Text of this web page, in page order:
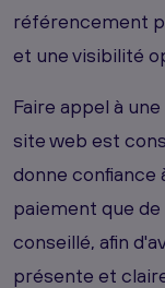
référencement
et une visibilité
Faire appel à
site web est
donne confiance
paiement que
conseillé, afin
présente et